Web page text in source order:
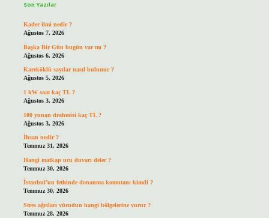
Son Yazılar
Kader ilmi nedir ?
Ağustos 7, 2026
Başka Bir Gün bugün var mı ?
Ağustos 6, 2026
Kareköklü sayılar nasıl bulunur ?
Ağustos 5, 2026
1 kW saat kaç TL ?
Ağustos 3, 2026
100 yunan drahmisi kaç TL ?
Ağustos 3, 2026
İhsan nedir ?
Temmuz 31, 2026
Hangi matkap ucu duvarı deler ?
Temmuz 30, 2026
İstanbul’un fethinde donanma komutanı kimdi ?
Temmuz 30, 2026
Stres ağrıları vücudun hangi bölgelerine vurur ?
Temmuz 28, 2026